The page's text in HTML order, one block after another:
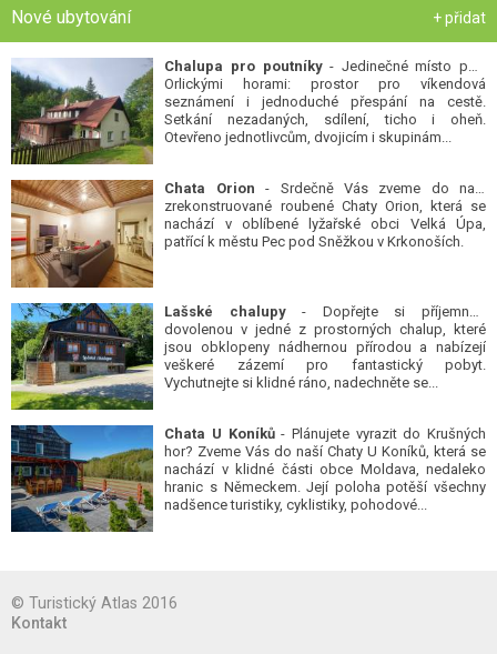
Nové ubytování + přidat
Chalupa pro poutníky- Jedinečné místo pod
Orlickými horami: prostor pro víkendová
seznámení i jednoduché přespání na cestě.
Setkání nezadaných, sdílení, ticho i oheň.
Otevřeno jednotlivcům, dvojicím i skupinám...
Chata Orion - Srdečně Vás zveme do naší
zrekonstruované roubené Chaty Orion, která se
nachází v oblíbené lyžařské obci Velká Úpa,
patřící k městu Pec pod Sněžkou v Krkonoších.
Lašské chalupy- Dopřejte si příjemnou
dovolenou v jedné z prostorných chalup, které
jsou obklopeny nádhernou přírodou a nabízejí
veškeré zázemí pro fantastický pobyt.
Vychutnejte si klidné ráno, nadechněte se...
Chata U Koníků- Plánujete vyrazit do Krušných
hor? Zveme Vás do naší Chaty U Koníků, která se
nachází v klidné části obce Moldava, nedaleko
hranic s Německem. Její poloha potěší všechny
nadšence turistiky, cyklistiky, pohodové...
© Turistický Atlas 2016
Kontakt